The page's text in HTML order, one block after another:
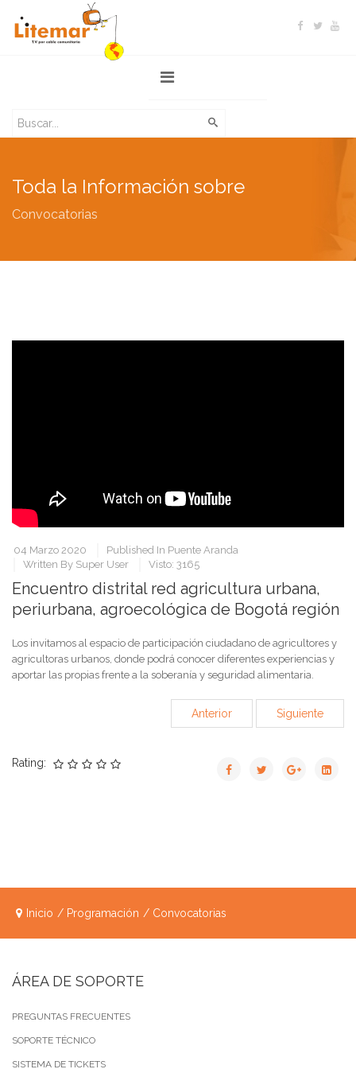
Toda la Información sobre
Convocatorias
04 Marzo 2020 Published In Puente Aranda
Written By Super User Visto: 3165
Encuentro distrital red agricultura urbana,
periurbana, agroecológica de Bogotá región
Los invitamos al espacio de participación ciudadano de agricultores y
agricultoras urbanos, donde podrá conocer diferentes experiencias y
aportar las propias frente a la soberanía y seguridad alimentaria.
Anterior Siguiente
Rating:
Inicio Programación Convocatorias
ÁREA DE SOPORTE
PREGUNTAS FRECUENTES
SOPORTE TÉCNICO
SISTEMA DE TICKETS